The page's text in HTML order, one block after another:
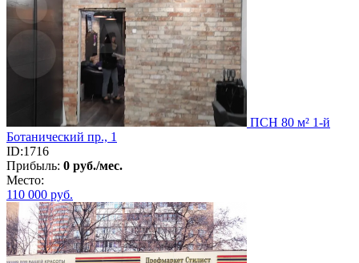
ПСН 80 м² 1-й
Ботанический пр., 1
ID:1716
Прибыль: 0 руб./мес.
Место:
110 000 руб.